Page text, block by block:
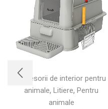
Accesorii de interior pentru
animale, Litiere, Pentru
animale